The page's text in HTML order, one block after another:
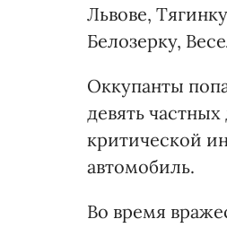
Львове,
Белозерку,
Оккупанты
девять
критической
автомобиль.
Во время